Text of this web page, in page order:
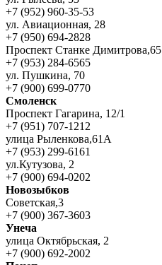
+7 (952) 960-35-53
ул. Авиационная, 28
+7 (950) 694-2828
Проспект Станке Димитрова,65
+7 (953) 284-6565
ул. Пушкина, 70
+7 (900) 699-0770
Смоленск
Проспект Гагарина, 12/1
+7 (951) 707-1212
улица Рыленкова,61А
+7 (953) 299-6161
ул.Кутузова, 2
+7 (900) 694-0202
Новозыбков
Советская,3
+7 (900) 367-3603
Унеча
улица Октябрьская, 2
+7 (900) 692-2002